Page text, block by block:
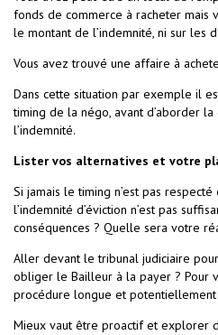
fonds de commerce à racheter mais
le montant de l’indemnité, ni sur les
Vous avez trouvé une affaire à
Dans cette situation par exemple il
timing de la négo, avant d’aborder
l’indemnité.
Lister vos alternatives et votre
Si jamais le timing n’est pas
l’indemnité d’éviction n’est pas
conséquences ? Quelle sera votre
Aller devant le tribunal judiciaire
obliger le Bailleur à la payer ? Pour
procédure longue et potentiellement
Mieux vaut être proactif et explorer